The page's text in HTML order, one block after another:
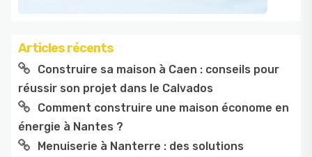
Articles récents
Construire sa maison à Caen : conseils pour
réussir son projet dans le Calvados
Comment construire une maison économe en
énergie à Nantes ?
Menuiserie à Nanterre : des solutions